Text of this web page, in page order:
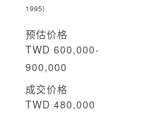
1995)
预估价格
TWD 600,000-
900,000
成交价格
TWD 480,000